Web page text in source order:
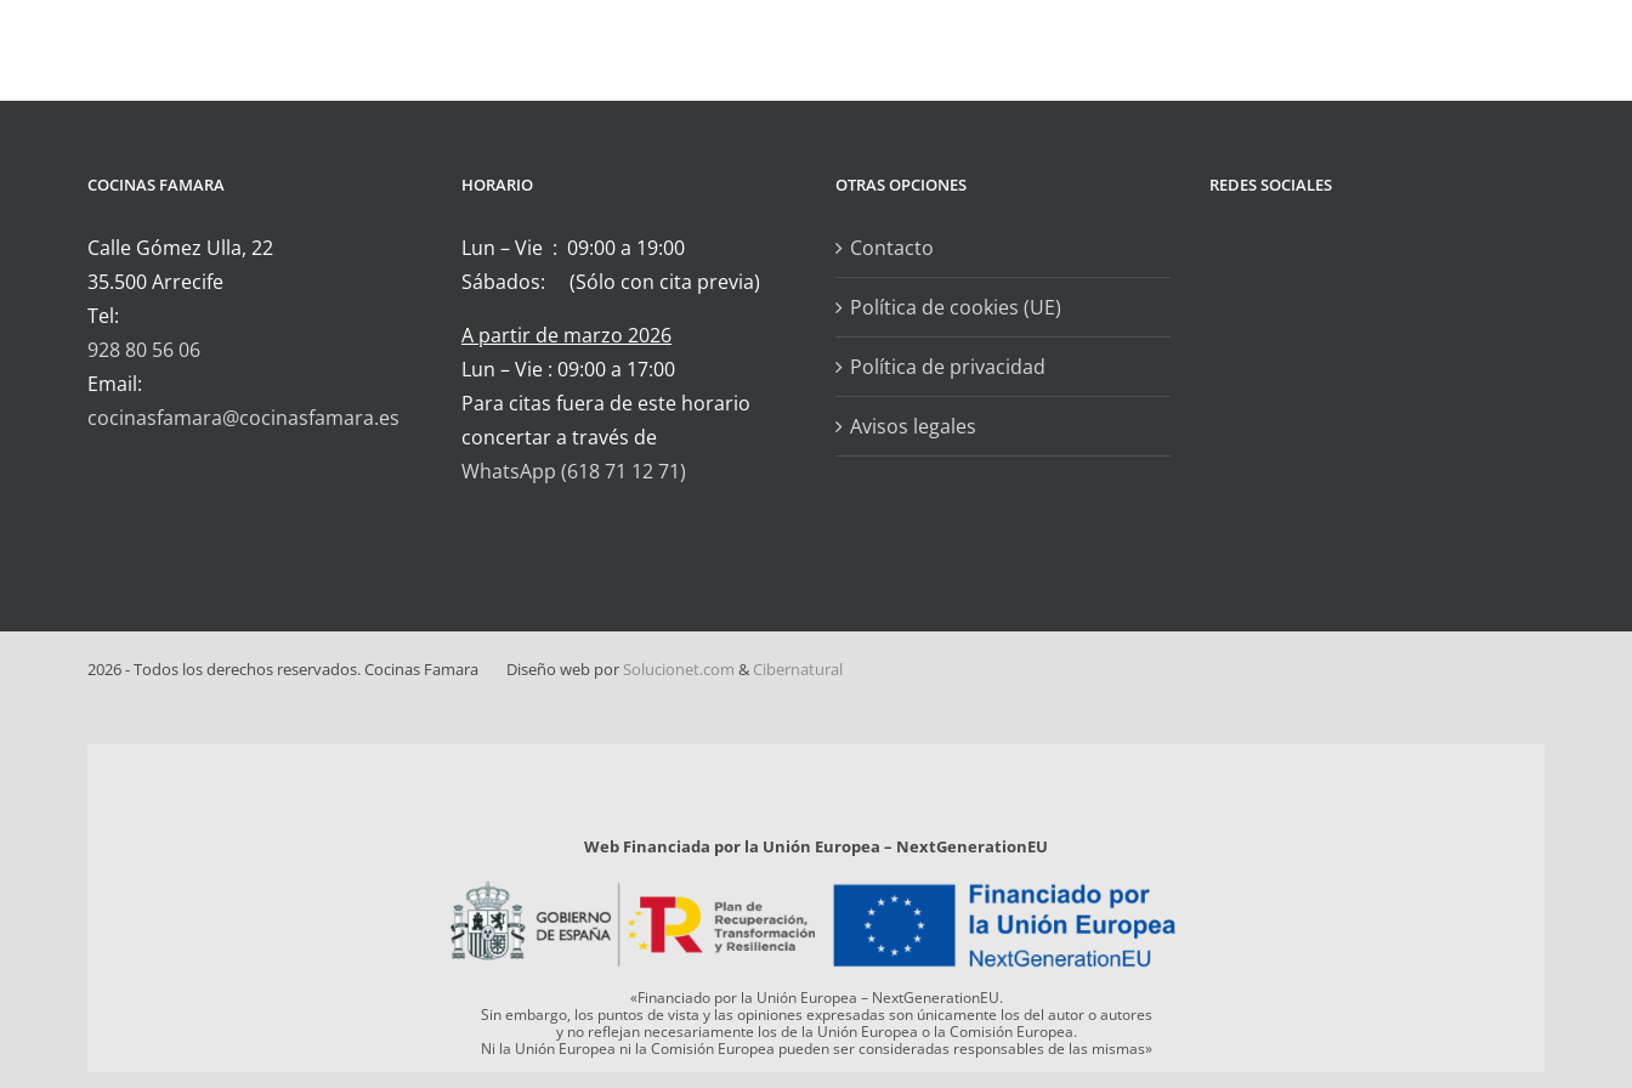
COCINAS FAMARA
Calle Gómez Ulla, 22
35.500 Arrecife
Tel:
928 80 56 06
Email:
cocinasfamara@cocinasfamara.es
HORARIO
Lun – Vie : 09:00 a 19:00
Sábados: (Sólo con cita previa)
A partir de marzo 2026
Lun – Vie : 09:00 a 17:00
Para citas fuera de este horario
concertar a través de
WhatsApp (618 71 12 71)
OTRAS OPCIONES
Contacto
Política de cookies (UE)
Política de privacidad
Avisos legales
REDES SOCIALES
2026 - Todos los derechos reservados. Cocinas Famara Diseño web por Solucionet.com & Cibernatural
Web Financiada por la Unión Europea – NextGenerationEU
«Financiado por la Unión Europea – NextGenerationEU.
Sin embargo, los puntos de vista y las opiniones expresadas son únicamente los del autor o autores
y no reflejan necesariamente los de la Unión Europea o la Comisión Europea.
Ni la Unión Europea ni la Comisión Europea pueden ser consideradas responsables de las mismas»